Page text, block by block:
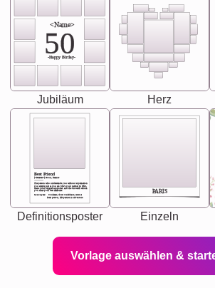
<Name>
50
-Happy Birday-
Jubiläum Herz
Best Friend
[<NAME>] Noun, feminie
Synonyms: Soulmate, closet confidante, sister at
heart person, life partner in adventure.
The person who understands you without explanation
you accepts just as you are. She's your partner in life's,
chaos your biggest supporter, and the one with whom
you share your best memories.
Definitionsposter
PARIS
Einzeln
Vorlage auswählen &